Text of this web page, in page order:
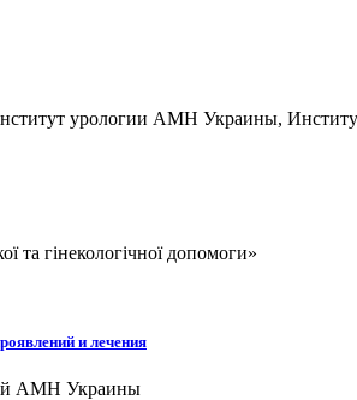
урологии АМН Украины,
та гінекологічної допомоги»
и лечения
АМН Украины